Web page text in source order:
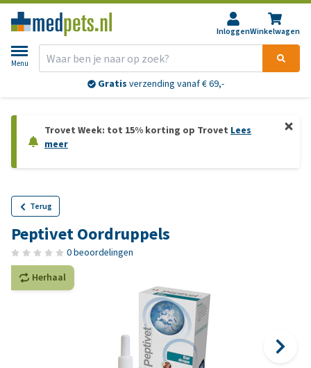
InloggenWinkelwagen
Menu
Gratis verzending vanaf € 69,-
Trovet Week: tot 15% korting op Trovet Lees
meer
Terug
Peptivet Oordruppels
0 beoordelingen
Herhaal